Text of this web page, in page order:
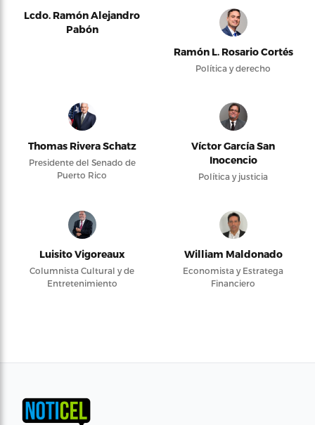
Lcdo. Ramón Alejandro
Pabón
Ramón L. Rosario Cortés
Política y derecho
Thomas Rivera Schatz
Presidente del Senado de
Puerto Rico
Víctor García San
Inocencio
Política y justicia
Luisito Vigoreaux
Columnista Cultural y de
Entretenimiento
William Maldonado
Economista y Estratega
Financiero